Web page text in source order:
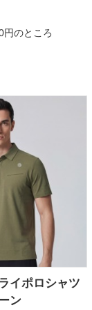
円のところ
イポロシャツ
ン